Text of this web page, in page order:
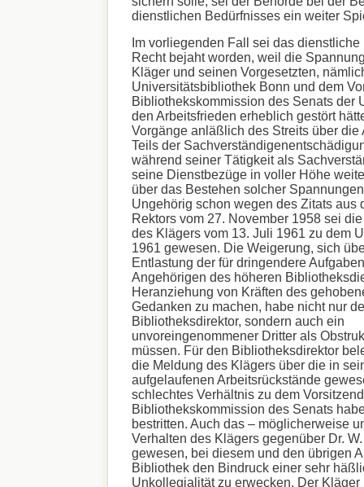
dienstlichen Bedürfnisses ein weiter
Im vorliegenden Fall sei das dienstliche
Recht bejaht worden, weil die
Kläger und seinen Vorgesetzten,
Universitätsbibliothek Bonn und dem
Bibliothekskommission des Senats der
den Arbeitsfrieden erheblich gestört
Vorgänge anläßlich des Streits über die
Teils der
während seiner Tätigkeit als
seine Dienstbezüge in voller Höhe
über das Bestehen solcher
Ungehörig schon wegen des Zitats aus
Rektors vom 27. November 1958 sei
des Klägers vom 13. Juli 1961 zu dem
1961 gewesen. Die Weigerung, sich
Entlastung der für dringendere
Angehörigen des höheren
Heranziehung von Kräften des
Gedanken zu machen, habe nicht nur
Bibliotheksdirektor, sondern auch ein
unvoreingenommener Dritter als
müssen. Für den Bibliotheksdirektor
die Meldung des Klägers über die in
aufgelaufenen Arbeitsrückstände
schlechtes Verhältnis zu dem
Bibliothekskommission des Senats
bestritten. Auch das – möglicherweise
Verhalten des Klägers gegenüber Dr.
gewesen, bei diesem und den übrigen
Bibliothek den Bindruck einer sehr
Unkollegialität zu erwecken. Der Kläger